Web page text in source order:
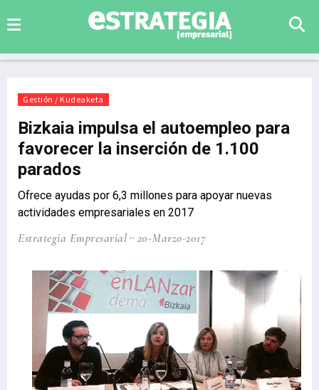
Gestión / Kudeaketa
Bizkaia impulsa el autoempleo para
favorecer la inserción de 1.100
parados
Ofrece ayudas por 6,3 millones para apoyar nuevas
actividades empresariales en 2017
Estrategia Empresarial 20-Marzo-2017